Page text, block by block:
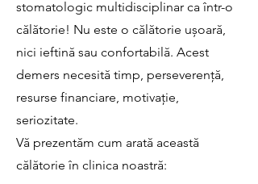
stomatologic multidisciplinar ca într-o
călătorie! Nu este o călătorie ușoară,
nici ieftină sau confortabilă. Acest
demers necesită timp, perseverență,
resurse financiare, motivație,
seriozitate.
Vă prezentăm cum arată această
călătorie în clinica noastră: